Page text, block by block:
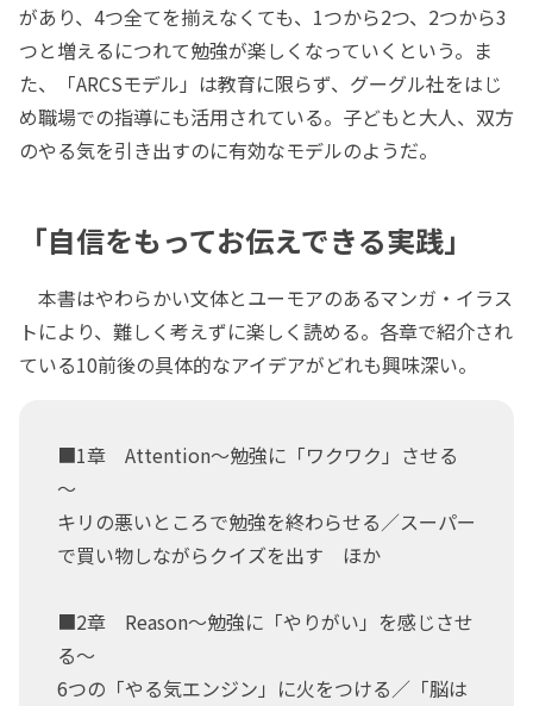
があり、4つ全てを揃えなくても、1つから2つ、2つから3
つと増えるにつれて勉強が楽しくなっていくという。ま
た、「ARCSモデル」は教育に限らず、グーグル社をはじ
め職場での指導にも活用されている。子どもと大人、双方
のやる気を引き出すのに有効なモデルのようだ。
「自信をもってお伝えできる実践」
本書はやわらかい文体とユーモアのあるマンガ・イラス
トにより、難しく考えずに楽しく読める。各章で紹介され
ている10前後の具体的なアイデアがどれも興味深い。
■1章 Attention～勉強に「ワクワク」させる
～
キリの悪いところで勉強を終わらせる／スーパー
で買い物しながらクイズを出す ほか
■2章 Reason～勉強に「やりがい」を感じさせ
る～
6つの「やる気エンジン」に火をつける／「脳は